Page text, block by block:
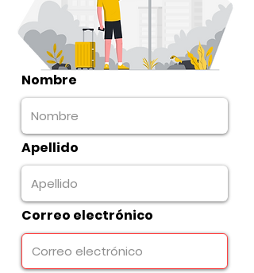
Nombre
Apellido
Correo electrónico